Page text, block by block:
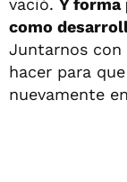
como
Juntarnos
hacer para
nuevamente